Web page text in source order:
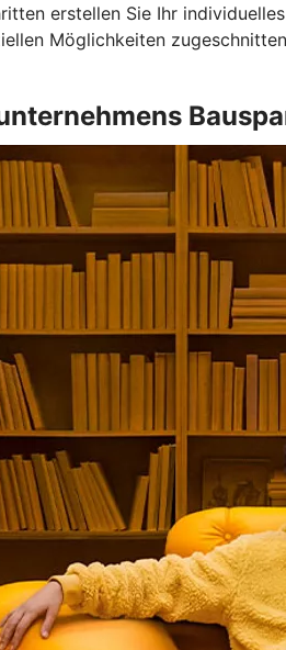
erstellen Sie Ihr
Möglichkeiten